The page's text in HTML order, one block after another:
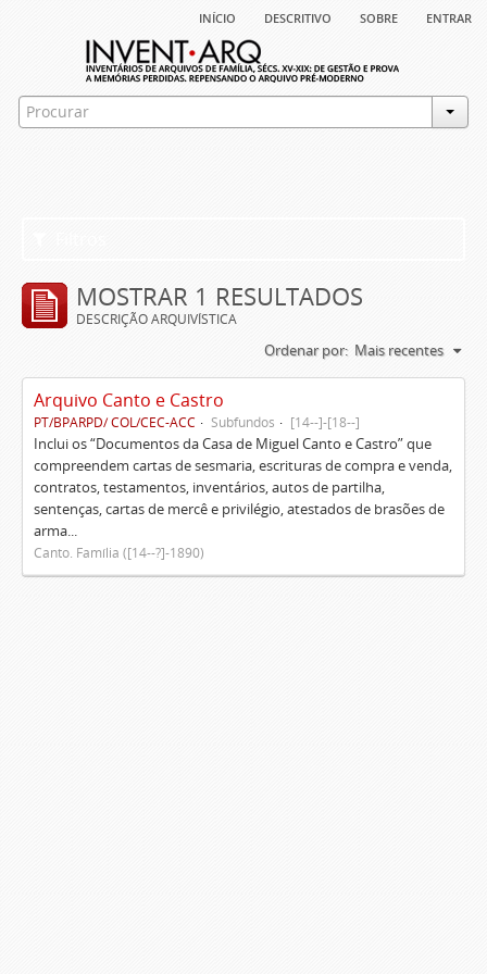
início descritivo sobre entrar
MOSTRAR 1 RESULTADOS
DESCRIÇÃO ARQUIVÍSTICA
Ordenar por: Mais recentes
Arquivo Canto e Castro
PT/BPARPD/ COL/CEC-ACC Subfundos [14--]-[18--]
Inclui os “Documentos da Casa de Miguel Canto e Castro” que
compreendem cartas de sesmaria, escrituras de compra e venda,
contratos, testamentos, inventários, autos de partilha,
sentenças, cartas de mercê e privilégio, atestados de brasões de
arma...
Canto. Família ([14--?]-1890)